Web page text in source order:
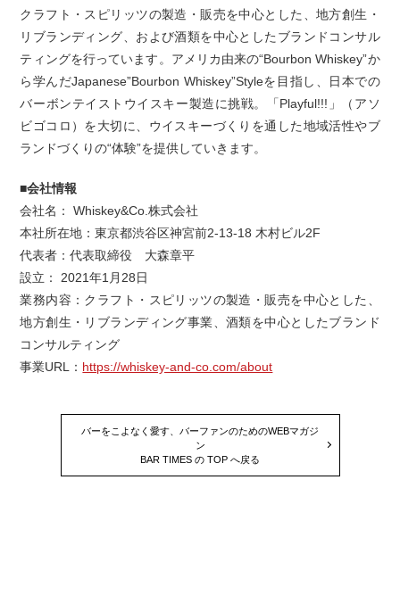
クラフト・スピリッツの製造・販売を中心とした、地方創生・
リブランディング、および酒類を中心としたブランドコンサル
ティングを行っています。アメリカ由来の“Bourbon Whiskey”か
ら学んだJapanese”Bourbon Whiskey”Styleを目指し、日本での
バーボンテイストウイスキー製造に挑戦。「Playful!!!」（アソ
ビゴコロ）を大切に、ウイスキーづくりを通した地域活性やブ
ランドづくりの“体験”を提供していきます。
■会社情報
会社名： Whiskey&Co.株式会社
本社所在地：東京都渋谷区神宮前2-13-18 木村ビル2F
代表者：代表取締役 大森章平
設立： 2021年1月28日
業務内容：クラフト・スピリッツの製造・販売を中心とした、
地方創生・リブランディング事業、酒類を中心としたブランド
コンサルティング
事業URL： https://whiskey-and-co.com/about
バーをこよなく愛す、バーファンのためのWEBマガジ
ン
BAR TIMES の TOP へ戻る